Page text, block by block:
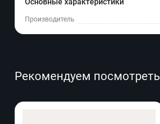
Производитель
Рекомендуем посмотреть